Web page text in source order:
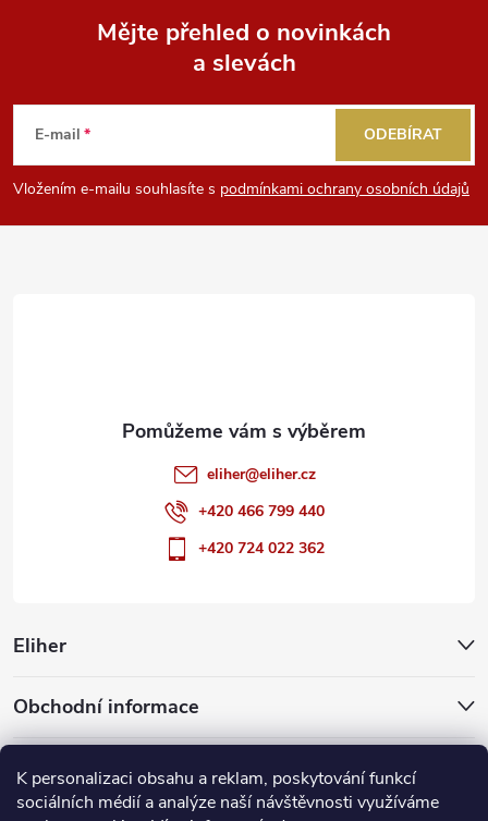
K personalizaci obsahu a reklam, poskytování funkcí
sociálních médií a analýze naší návštěvnosti využíváme
p
Mějte přehled o novinkách
a slevách
E-mail
Vložením e-mailu souhlasíte s podmínkami ochrany osobních údajů
ODEBÍRAT
Eliher
Obchodní informace
Partnerské weby
eliher@eliher.cz
+420 466 799 440
+420 724 022 362